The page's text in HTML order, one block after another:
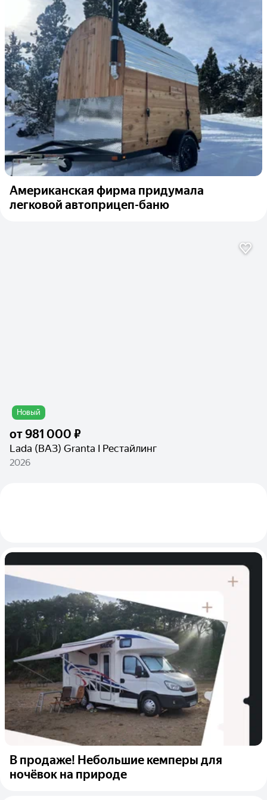
Американская фирма придумала
легковой автоприцеп-баню
Новый
от981 000 ₽
Lada (ВАЗ) Granta I Рестайлинг
2026
В продаже! Небольшие кемперы для
ночёвок на природе